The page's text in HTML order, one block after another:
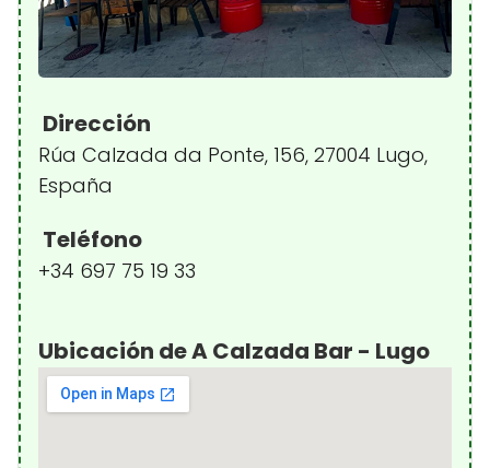
Dirección
Rúa Calzada da Ponte, 156, 27004 Lugo,
España
Teléfono
+34 697 75 19 33
Ubicación de A Calzada Bar - Lugo